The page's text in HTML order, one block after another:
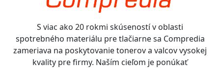
S viac ako 20 rokmi skúseností v oblasti
spotrebného materiálu pre tlačiarne sa Compredia
zameriava na poskytovanie tonerov a valcov vysokej
kvality pre firmy. Naším cieľom je ponúkať